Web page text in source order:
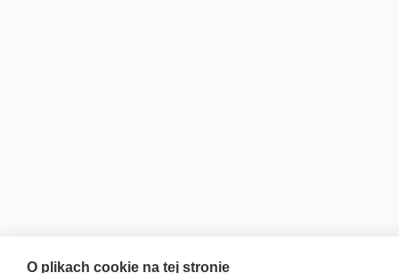
O plikach cookie na tej stronie